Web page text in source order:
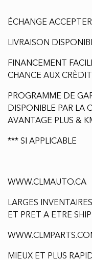
ÉCHANGE
LIVRAISON
FINANCEMENT
CHANCE AUX
PROGRAMME DE
DISPONIBLE PAR LA
AVANTAGE PLUS &
*** SI APPLICABLE
WWW.CLMAUTO.CA
LARGES
ET PRET A ETRE
MIEUX ET PLUS